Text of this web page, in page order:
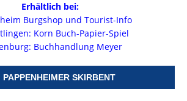
Erhältlich bei:
Burgshop und Tourist-Info
Korn Buch-Papier-Spiel
Buchhandlung Meyer
PAPPENHEIMER SKIRBENT